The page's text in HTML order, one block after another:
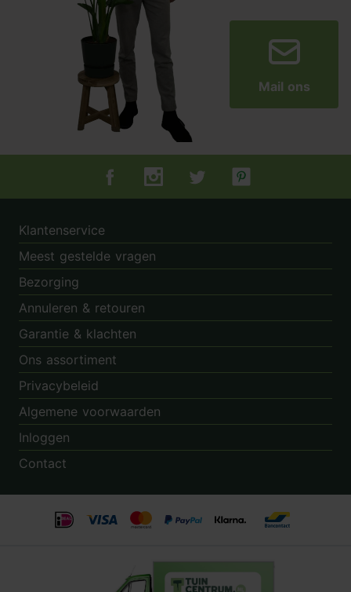
Mail ons
Tuincentrum.nl op Facebook
Tuincentrum.nl op Instagram
Tuincentrum.nl op Twitter
Tuincentrum.nl op
Klantenservice
Meest gestelde vragen
Bezorging
Annuleren & retouren
Garantie & klachten
Ons assortiment
Privacybeleid
Algemene voorwaarden
Inloggen
Contact